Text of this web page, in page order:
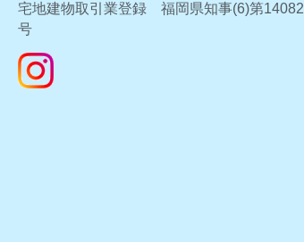
宅地建物取引業登録 福岡県知事(6)第14082
号